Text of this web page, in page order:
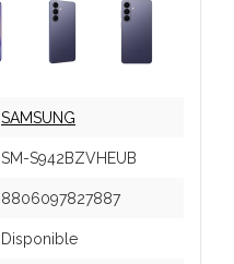
SAMSUNG
SM-S942BZVHEUB
8806097827887
Disponible